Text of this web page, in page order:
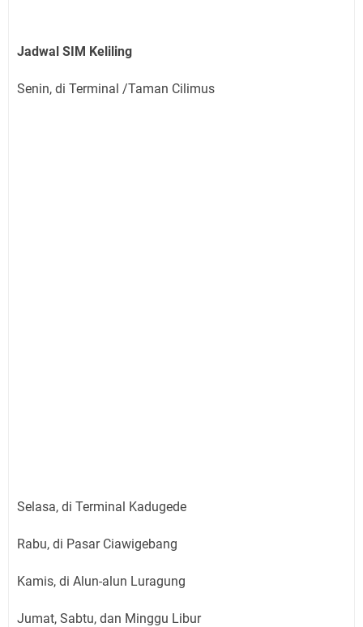
Jadwal SIM Keliling
Senin, di Terminal /Taman Cilimus
Selasa, di Terminal Kadugede
Rabu, di Pasar Ciawigebang
Kamis, di Alun-alun Luragung
Jumat, Sabtu, dan Minggu Libur